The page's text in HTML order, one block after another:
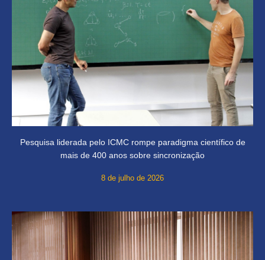
Pesquisa liderada pelo ICMC rompe paradigma científico de
mais de 400 anos sobre sincronização
8 de julho de 2026